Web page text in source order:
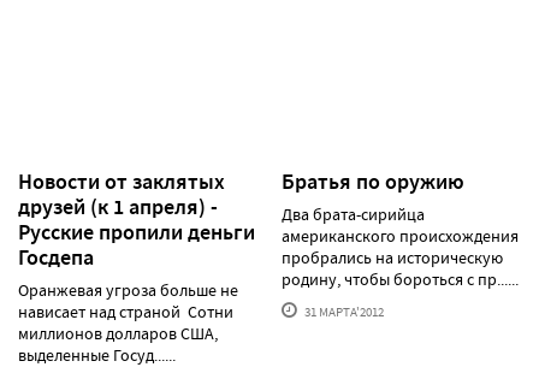
Новости от заклятых
друзей (к 1 апреля) -
Русские пропили деньги
Госдепа
Оранжевая угроза больше не
нависает над страной Сотни
миллионов долларов США,
выделенные Госуд......
Братья по оружию
Два брата-сирийца
американского происхождения
пробрались на историческую
родину, чтобы бороться с пр......
31 МАРТА'2012